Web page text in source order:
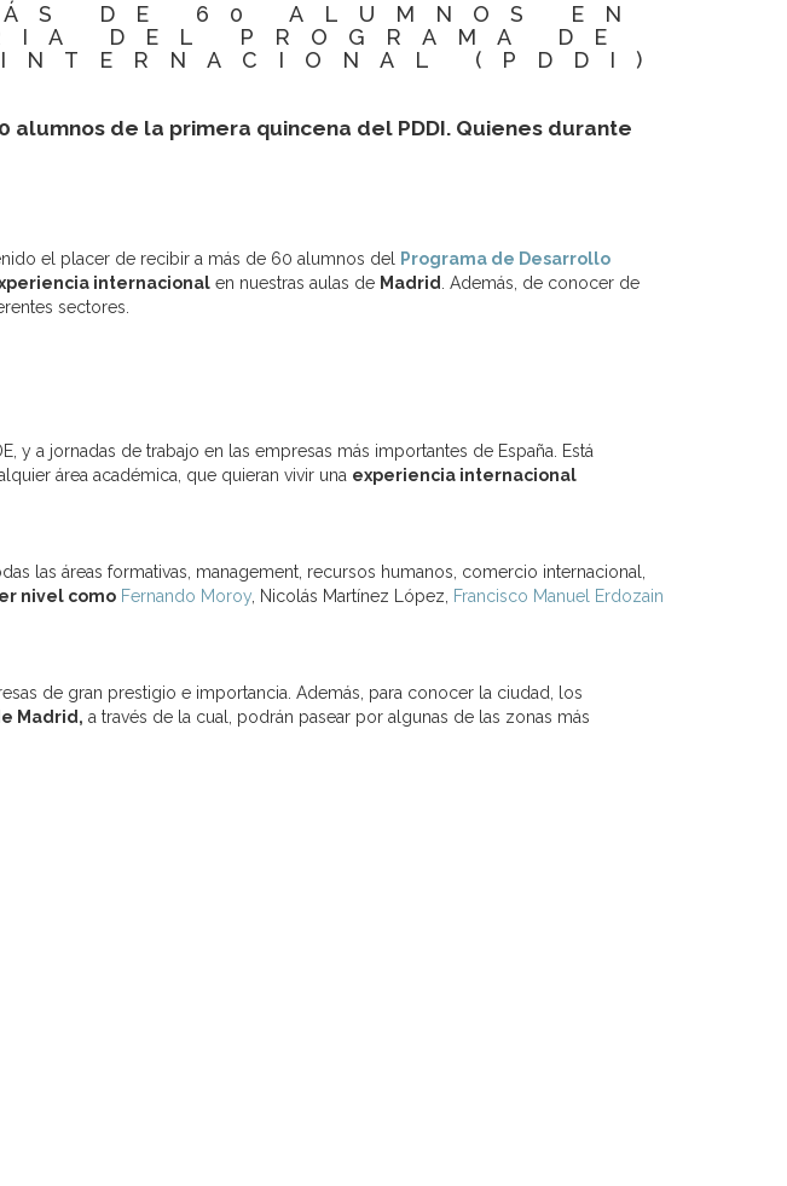
DE 60 ALUMNOS EN
DEL PROGRAMA DE
(PDDI)
alumnos de la primera quincena del PDDI. Quienes durante
el placer de recibir a más de 60 alumnos del
Programa de Desarrollo
internacional en nuestras aulas de Madrid
. Además, de conocer de
sectores.
y a jornadas de trabajo en las empresas más importantes de España. Está
área académica, que quieran vivir una experiencia internacional
las áreas formativas, management, recursos humanos, comercio internacional,
nivel como Fernando Moroy , Nicolás Martínez López,
Francisco Manuel Erdozain
de gran prestigio e importancia. Además, para conocer la ciudad, los
Madrid, a través de la cual, podrán pasear por algunas de las zonas más